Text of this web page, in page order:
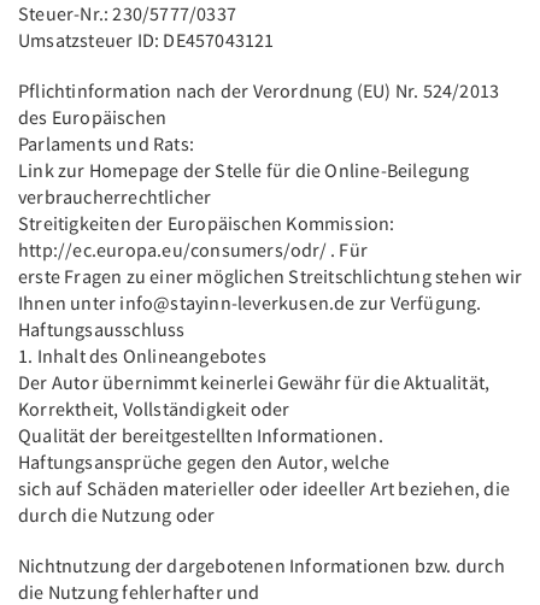
Steuer-Nr.: 230/5777/0337
Umsatzsteuer ID: DE457043121
Pflichtinformation nach der Verordnung (EU) Nr. 524/2013
des Europäischen
Parlaments und Rats:
Link zur Homepage der Stelle für die Online-Beilegung
verbraucherrechtlicher
Streitigkeiten der Europäischen Kommission:
http://ec.europa.eu/consumers/odr/ . Für
erste Fragen zu einer möglichen Streitschlichtung stehen wir
Ihnen unter info@stayinn-leverkusen.de zur Verfügung.
Haftungsausschluss
1. Inhalt des Onlineangebotes
Der Autor übernimmt keinerlei Gewähr für die Aktualität,
Korrektheit, Vollständigkeit oder
Qualität der bereitgestellten Informationen.
Haftungsansprüche gegen den Autor, welche
sich auf Schäden materieller oder ideeller Art beziehen, die
durch die Nutzung oder
Nichtnutzung der dargebotenen Informationen bzw. durch
die Nutzung fehlerhafter und